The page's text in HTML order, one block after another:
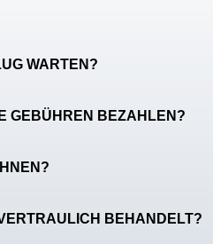
WARTEN?
GEBÜHREN BEZAHLEN?
BEHANDELT?